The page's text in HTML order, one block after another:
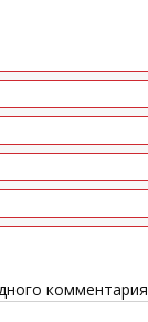
комментария